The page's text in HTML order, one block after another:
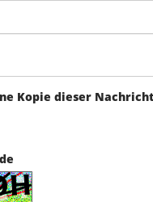
Kopie dieser Nachricht